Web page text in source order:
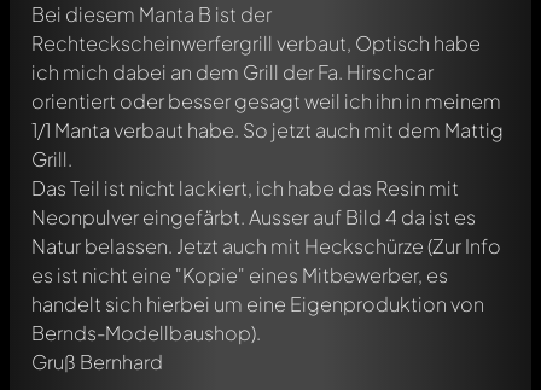
Bei diesem Manta B ist der
Rechteckscheinwerfergrill verbaut, Optisch habe
ich mich dabei an dem Grill der Fa. Hirschcar
orientiert oder besser gesagt weil ich ihn in meinem
1/1 Manta verbaut habe. So jetzt auch mit dem Mattig
Grill.
Das Teil ist nicht lackiert, ich habe das Resin mit
Neonpulver eingefärbt. Ausser auf Bild 4 da ist es
Natur belassen. Jetzt auch mit Heckschürze (Zur Info
es ist nicht eine "Kopie" eines Mitbewerber, es
handelt sich hierbei um eine Eigenproduktion von
Bernds-Modellbaushop).
Gruß Bernhard
Write a first comment about this model now!
Any comment can be discussed by all members. It's like a
chat.
Mention other Modelly members by using
message. They will then be informed automatically.